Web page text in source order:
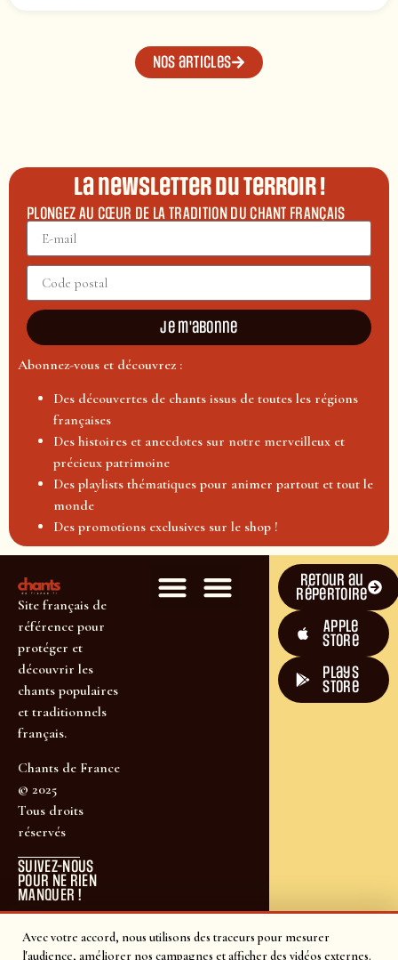
Avec votre accord, nous utilisons des traceurs pour mesurer
l'audience, améliorer nos campagnes et afficher des vidéos externes.
Nos articles
La newsletter du terroir !
PLONGEZ AU CŒUR DE LA TRADITION DU CHANT FRANÇAIS
Je m'abonne
Abonnez-vous et découvrez :
Des découvertes de chants issus de toutes les régions
françaises
Des histoires et anecdotes sur notre merveilleux et
précieux patrimoine
Des playlists thématiques pour animer partout et tout le
monde
Des promotions exclusives sur le shop !
Site français de
référence pour
protéger et
découvrir les
chants populaires
et traditionnels
français.
Chants de France
© 2025
Tous droits
réservés
SUIVEZ-NOUS
POUR NE RIEN
MANQUER !
Retour au
répertoire
Apple
Store
plays
store